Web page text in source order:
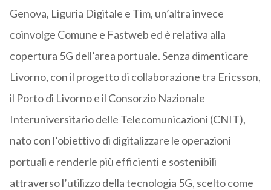
Genova, Liguria Digitale e Tim, un’altra invece
coinvolge Comune e Fastweb ed è relativa alla
copertura 5G dell’area portuale. Senza dimenticare
Livorno, con il progetto di collaborazione tra Ericsson,
il Porto di Livorno e il Consorzio Nazionale
Interuniversitario delle Telecomunicazioni (CNIT),
nato con l’obiettivo di digitalizzare le operazioni
portuali e renderle più efficienti e sostenibili
attraverso l’utilizzo della tecnologia 5G, scelto come